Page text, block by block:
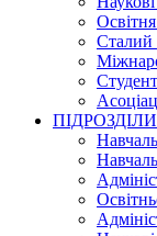
Освітня
Сталий
ПІДРОЗДІЛИ